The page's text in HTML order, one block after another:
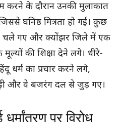
करने के दौरान उनकी मुलाकात
घनिष्ठ मित्रता हो गई। कुछ
चले गए और क्योंझर जिले में एक
की शिक्षा देने लगे। धीरे-
धर्म का प्रचार करने लगे,
और वे बजरंग दल से जुड़ गए।
पर विरोध